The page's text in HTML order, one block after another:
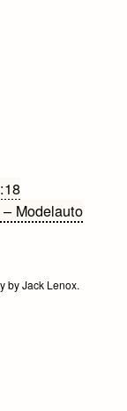
Modelauto
byJack Lenox.